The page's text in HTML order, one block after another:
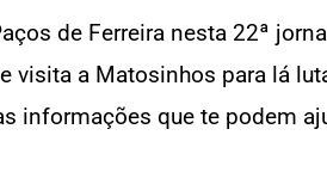
de Ferreira nesta 22ª
visita a Matosinhos para lá
informações que te podem